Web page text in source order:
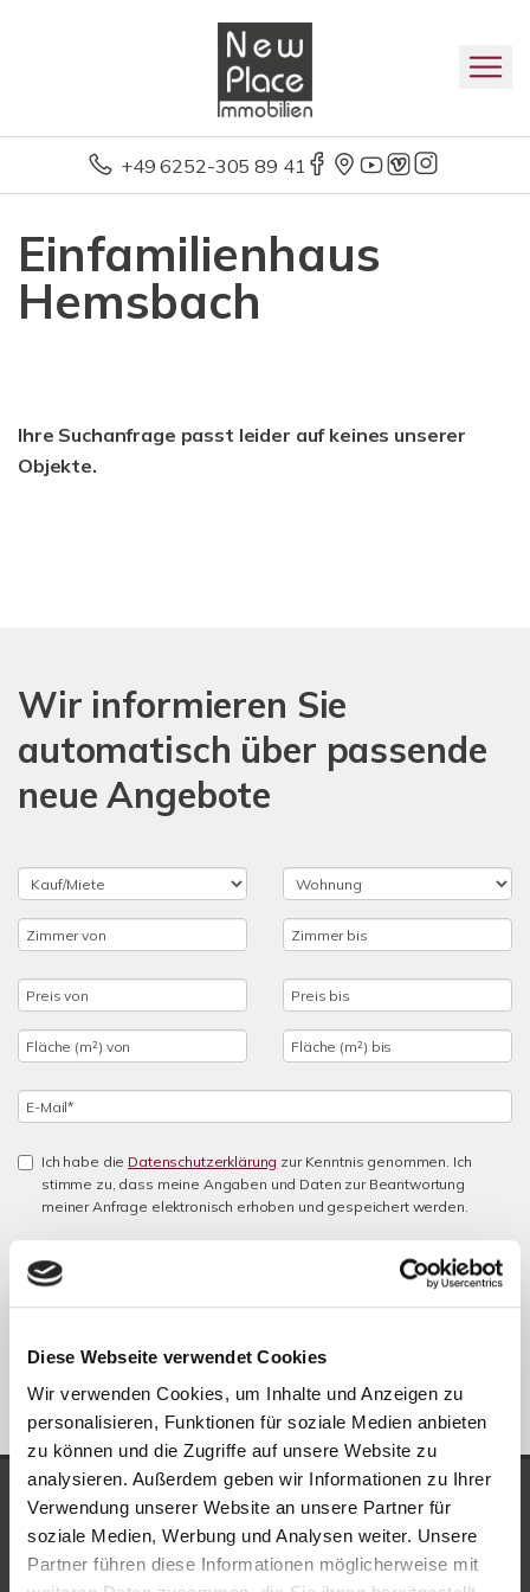
Diese Webseite verwendet Cookies
Wir verwenden Cookies, um Inhalte und Anzeigen zu
personalisieren, Funktionen für soziale Medien anbieten
zu können und die Zugriffe auf unsere Website zu
analysieren. Außerdem geben wir Informationen zu Ihrer
Verwendung unserer Website an unsere Partner für
soziale Medien, Werbung und Analysen weiter. Unsere
Partner führen diese Informationen möglicherweise mit
+49 6252-305 89 41
Einfamilienhaus
Hemsbach
Ihre Suchanfrage passt leider auf keines unserer
Objekte.
Wir informieren Sie
automatisch über passende
neue Angebote
Ich habe die Datenschutzerklärung zur Kenntnis genommen. Ich
stimme zu, dass meine Angaben und Daten zur Beantwortung
meiner Anfrage elektronisch erhoben und gespeichert werden.
Mail an info@new-place-immobilien.com widerrufen. *
* Pflichtfelder
Absenden
UNSERE AUSZEICHNUNGEN